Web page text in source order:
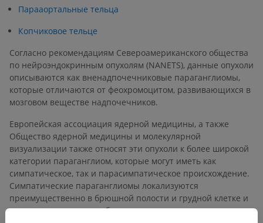
Парааортальные тельца
Копчиковое тельце
Согласно рекомендациям Североамериканского общества
по нейроэндокринным опухолям (NANETS), данные опухоли
описываются как вненадпочечниковые параганглиомы,
которые отличаются от феохромоцитом, развивающихся в
мозговом веществе надпочечников.
Европейская ассоциация ядерной медицины, а также
Общество ядерной медицины и молекулярной
визуализации также относят эти опухоли к более широкой
категории параганглиом, которые могут иметь как
симпатическое, так и парасимпатическое происхождение.
Симпатические параганглиомы локализуются
преимущественно в брюшной полости и грудной клетке и
характеризуются способностью секретировать